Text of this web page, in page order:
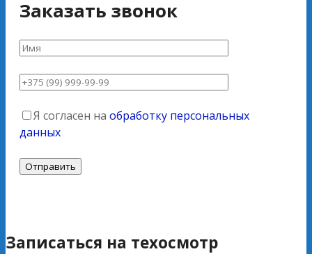
Заказать звонок
Я согласен на обработку персональных
данных
Записаться на техосмотр